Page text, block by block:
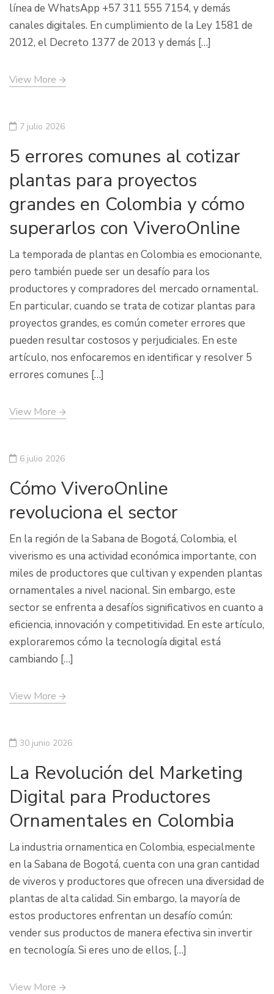
línea de WhatsApp +57 311 555 7154, y demás
canales digitales. En cumplimiento de la Ley 1581 de
2012, el Decreto 1377 de 2013 y demás […]
View More
7 julio 2026
5 errores comunes al cotizar
plantas para proyectos
grandes en Colombia y cómo
superarlos con ViveroOnline
La temporada de plantas en Colombia es emocionante,
pero también puede ser un desafío para los
productores y compradores del mercado ornamental.
En particular, cuando se trata de cotizar plantas para
proyectos grandes, es común cometer errores que
pueden resultar costosos y perjudiciales. En este
artículo, nos enfocaremos en identificar y resolver 5
errores comunes […]
View More
6 julio 2026
Cómo ViveroOnline
revoluciona el sector
En la región de la Sabana de Bogotá, Colombia, el
viverismo es una actividad económica importante, con
miles de productores que cultivan y expenden plantas
ornamentales a nivel nacional. Sin embargo, este
sector se enfrenta a desafíos significativos en cuanto a
eficiencia, innovación y competitividad. En este artículo,
exploraremos cómo la tecnología digital está
cambiando […]
View More
30 junio 2026
La Revolución del Marketing
Digital para Productores
Ornamentales en Colombia
La industria ornamentica en Colombia, especialmente
en la Sabana de Bogotá, cuenta con una gran cantidad
de viveros y productores que ofrecen una diversidad de
plantas de alta calidad. Sin embargo, la mayoría de
estos productores enfrentan un desafío común:
vender sus productos de manera efectiva sin invertir
en tecnología. Si eres uno de ellos, […]
View More